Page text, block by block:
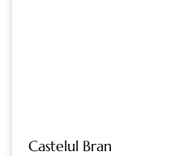
Castelul Bran